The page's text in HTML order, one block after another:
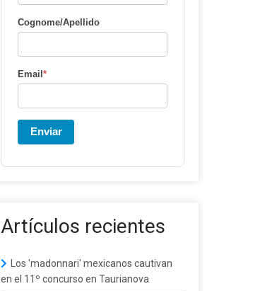
Cognome/Apellido
Email *
Enviar
Artículos recientes
Los 'madonnari' mexicanos cautivan
en el 11º concurso en Taurianova